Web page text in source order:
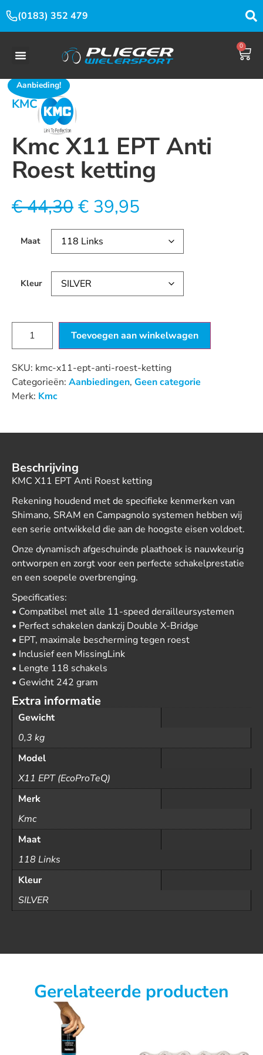
(0183) 352 479
0
Aanbieding!
KMC
Kmc X11 EPT Anti
Roest ketting
€44,30€ 39,95
Maat
Kleur
Toevoegen aan winkelwagen
SKU: kmc-x11-ept-anti-roest-ketting
Categorieën: Aanbiedingen, Geen categorie
Merk: Kmc
Beschrijving
KMC X11 EPT Anti Roest ketting
Rekening houdend met de specifieke kenmerken van
Shimano, SRAM en Campagnolo systemen hebben wij
een serie ontwikkeld die aan de hoogste eisen voldoet.
Onze dynamisch afgeschuinde plaathoek is nauwkeurig
ontworpen en zorgt voor een perfecte schakelprestatie
en een soepele overbrenging.
Specificaties:
• Compatibel met alle 11-speed derailleursystemen
• Perfect schakelen dankzij Double X-Bridge
• EPT, maximale bescherming tegen roest
• Inclusief een MissingLink
• Lengte 118 schakels
• Gewicht 242 gram
Extra informatie
Gewicht
0,3 kg
Model
X11 EPT (EcoProTeQ)
Merk
Kmc
Maat
118 Links
Kleur
SILVER
Gerelateerde producten